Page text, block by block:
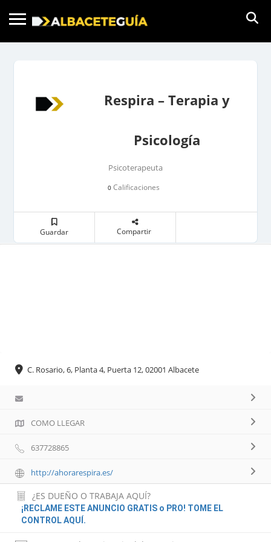
Respira – Terapia y
Psicología
Psicoterapeuta
0 Calificaciones
Guardar Compartir
C. Rosario, 6, Planta 4, Puerta 12, 02001 Albacete
COMO LLEGAR
637728865
http://ahorarespira.es/
¿ES DUEÑO O TRABAJA AQUÍ?
¡RECLAME ESTE ANUNCIO GRATIS o PRO! TOME EL
CONTROL AQUÍ.